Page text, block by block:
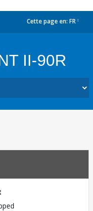
Cette page en: FR
II-90R